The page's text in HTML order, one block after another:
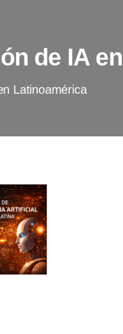
de IA
Latinoamérica